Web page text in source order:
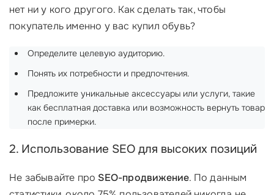
нет ни у кого другого. Как сделать так, чтобы
покупатель именно у вас купил обувь?
Определите целевую аудиторию.
Понять их потребности и предпочтения.
Предложите уникальные аксессуары или услуги, такие
как бесплатная доставка или возможность вернуть товар
после примерки.
2. Использование SEO для высоких позиций
Не забывайте про SEO-продвижение. По данным